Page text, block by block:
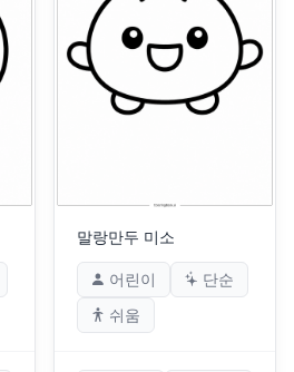
말랑만두 미소
어린이
단순
쉬움